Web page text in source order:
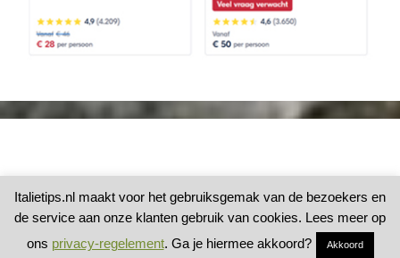
Italietips.nl maakt voor het gebruiksgemak van de bezoekers en
de service aan onze klanten gebruik van cookies. Lees meer op
ons privacy-regelement. Ga je hiermee akkoord? Akkoord